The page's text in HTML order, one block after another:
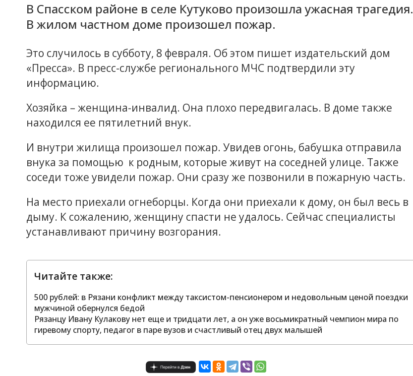
В Спасском районе в селе Кутуково произошла ужасная трагедия.
В жилом частном доме произошел пожар.
Это случилось в субботу, 8 февраля. Об этом пишет издательский дом
«Пресса». В пресс-службе регионального МЧС подтвердили эту
информацию.
Хозяйка – женщина-инвалид. Она плохо передвигалась. В доме также
находился ее пятилетний внук.
И внутри жилища произошел пожар. Увидев огонь, бабушка отправила
внука за помощью к родным, которые живут на соседней улице. Также
соседи тоже увидели пожар. Они сразу же позвонили в пожарную часть.
На место приехали огнеборцы. Когда они приехали к дому, он был весь в
дыму. К сожалению, женщину спасти не удалось. Сейчас специалисты
устанавливают причину возгорания.
Читайте также:
500 рублей: в Рязани конфликт между таксистом-пенсионером и недовольным ценой поездки
мужчиной обернулся бедой
Рязанцу Ивану Кулакову нет еще и тридцати лет, а он уже восьмикратный чемпион мира по
гиревому спорту, педагог в паре вузов и счастливый отец двух малышей